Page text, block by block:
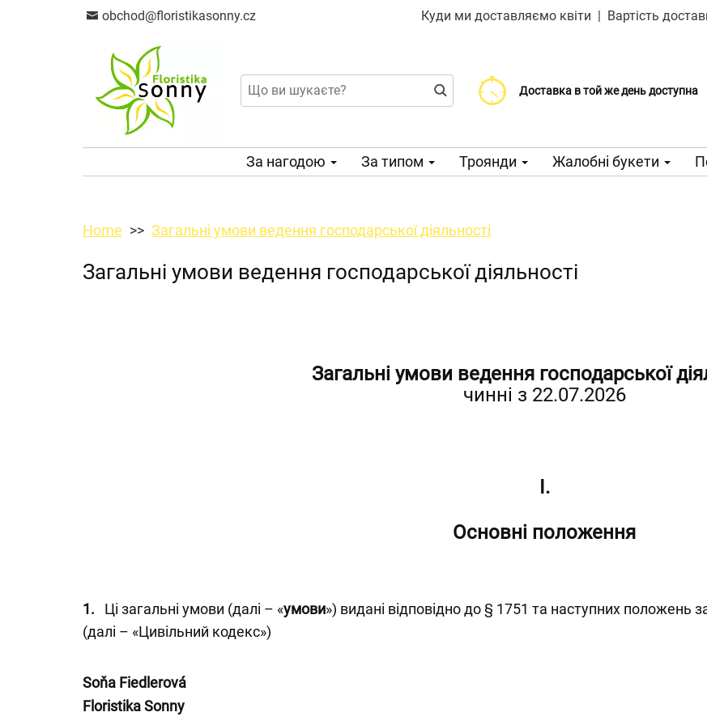
obchod@floristikasonny.cz Куди ми доставляємо квіти | Вартість
Доставка в той же день доступна
Доставка від 99 CZK
Виберіть дату доставки
За нагодою За типом Троянди Жалобні букети
Home Загальні умови ведення господарської діяльності
Загальні умови ведення господарської діяльності
Загальні умови ведення господарської
чинні з 22.07.2026
I.
Основні положення
1. Ці загальні умови (далі – «умови») видані відповідно до § 1751 та наступних
(далі – «Цивільний кодекс»)
Soňa Fiedlerová
Floristika Sonny